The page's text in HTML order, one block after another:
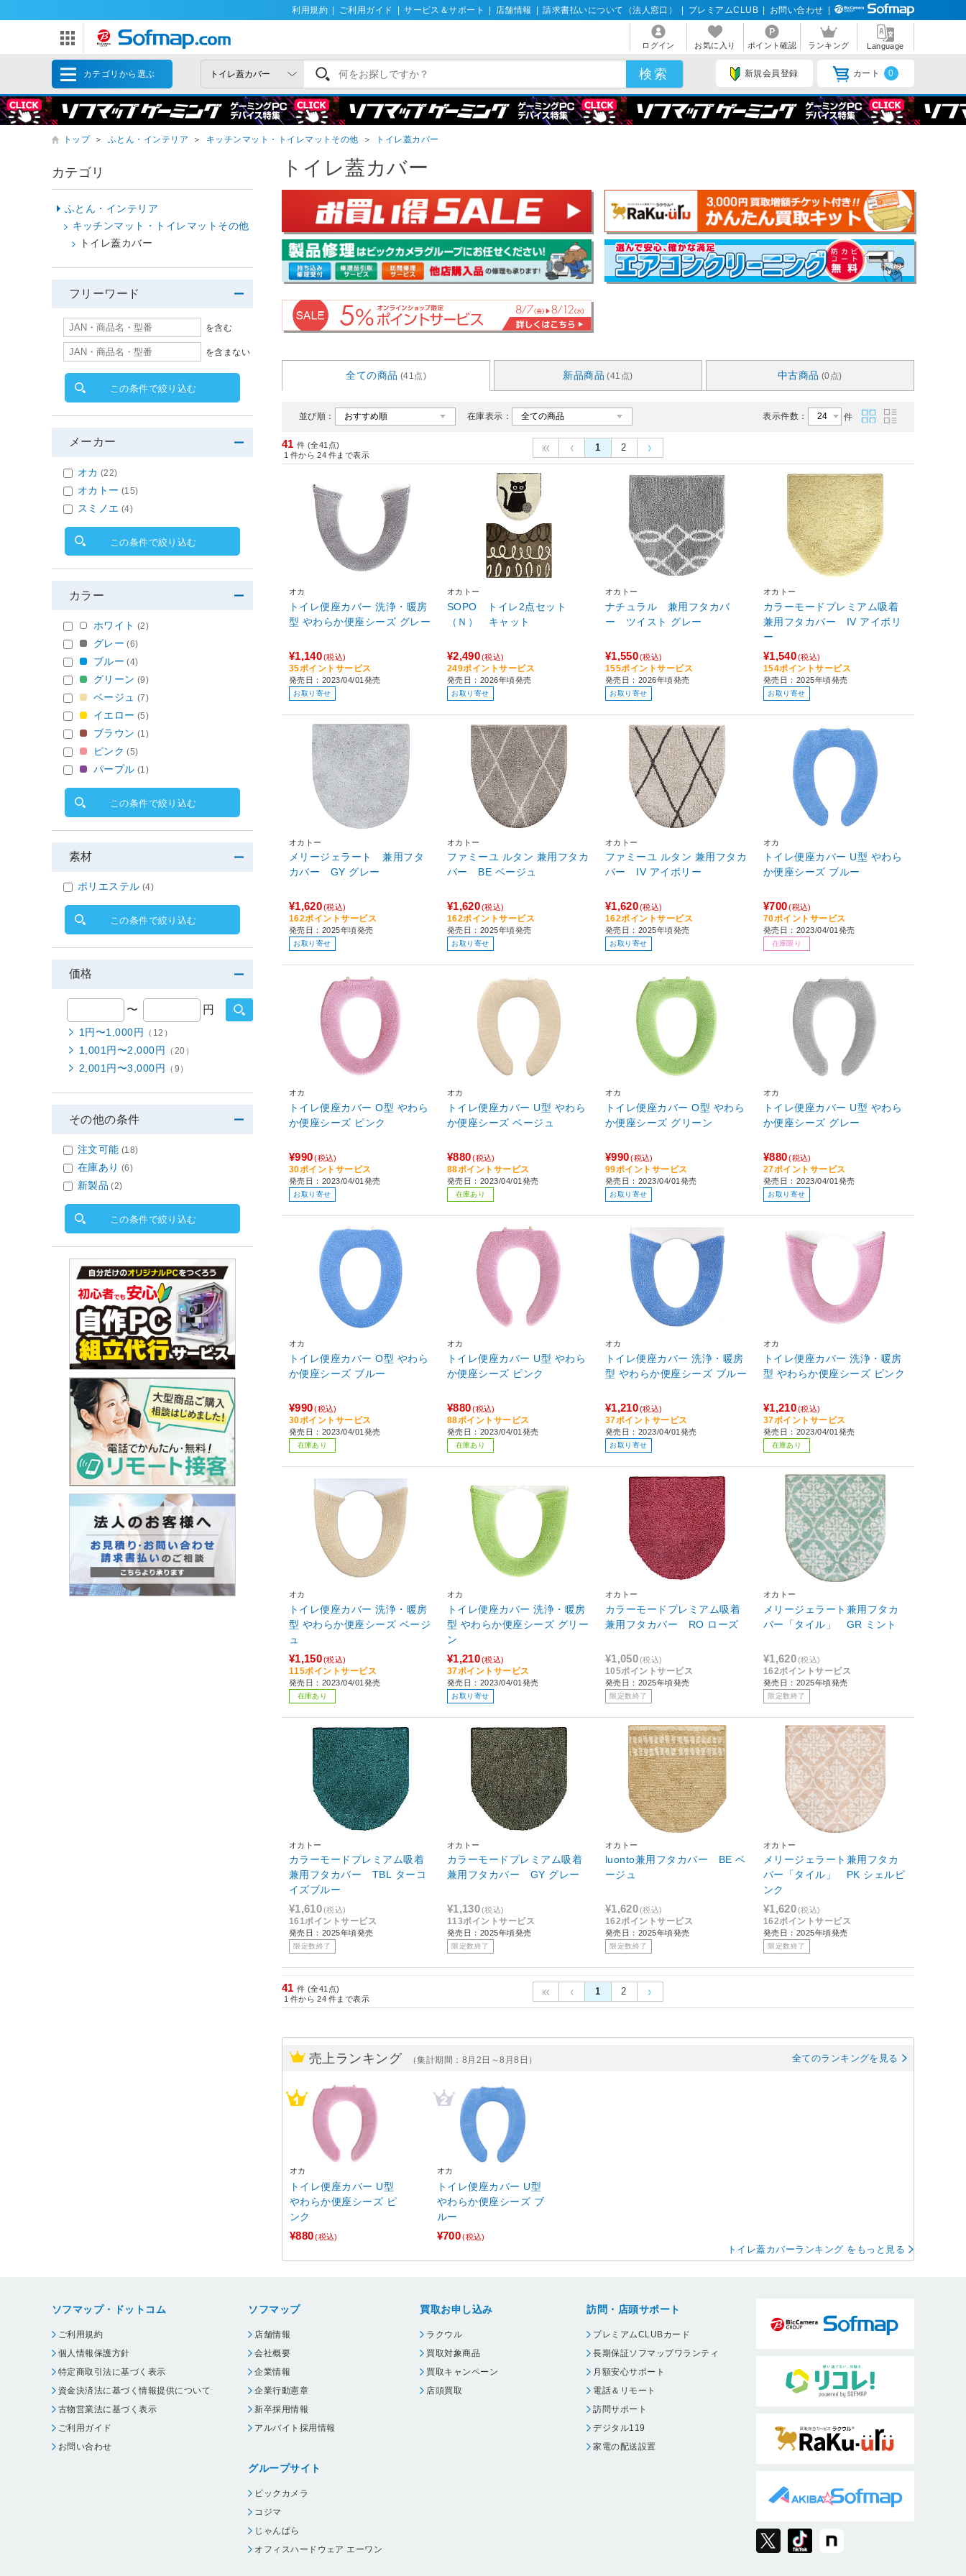
利用規約 ご利用ガイド サービス＆サポート 店舗情報 請求書払いについて（法人窓口） プレミアムCLUB お問い合わせ
ログイン お気に入り ポイント確認 ランキング Language
カテゴリから選ぶ 新規会員登録 カート 0
トップ ＞ ふとん・インテリア ＞ キッチンマット・トイレマットその他 ＞ トイレ蓋カバー
トイレ蓋カバー
全ての商品 (41点) 新品商品 (41点) 中古商品 (0点)
並び順： 在庫表示： 表示件数： 件
41 件 (全41点)
1 件から 24 件まで表示
1 2
オカ
トイレ便座カバー 洗浄・暖房
型 やわらか便座シーズ グレー
¥1,140(税込)
35ポイントサービス
発売日：2023/04/01発売
お取り寄せ
オカトー
SOPO トイレ2点セット
（Ｎ） キャット
¥2,490(税込)
249ポイントサービス
発売日：2026年頃発売
お取り寄せ
オカトー
ナチュラル 兼用フタカバ
ー ツイスト グレー
¥1,550(税込)
155ポイントサービス
発売日：2026年頃発売
お取り寄せ
オカトー
カラーモードプレミアム吸着
兼用フタカバー IV アイボリ
ー
¥1,540(税込)
154ポイントサービス
発売日：2025年頃発売
お取り寄せ
オカトー
メリージェラート 兼用フタ
カバー GY グレー
¥1,620(税込)
162ポイントサービス
発売日：2025年頃発売
お取り寄せ
オカトー
ファミーユ ルタン 兼用フタカ
バー BE ベージュ
¥1,620(税込)
162ポイントサービス
発売日：2025年頃発売
お取り寄せ
オカトー
ファミーユ ルタン 兼用フタカ
バー IV アイボリー
¥1,620(税込)
162ポイントサービス
発売日：2025年頃発売
お取り寄せ
オカ
トイレ便座カバー U型 やわら
か便座シーズ ブルー
¥700 (税込)
70ポイントサービス
発売日：2023/04/01発売
在庫限り
オカ
トイレ便座カバー O型 やわら
か便座シーズ ピンク
¥990 (税込)
30ポイントサービス
発売日：2023/04/01発売
お取り寄せ
オカ
トイレ便座カバー U型 やわら
か便座シーズ ベージュ
¥880 (税込)
88ポイントサービス
発売日：2023/04/01発売
在庫あり
オカ
トイレ便座カバー O型 やわら
か便座シーズ グリーン
¥990 (税込)
99ポイントサービス
発売日：2023/04/01発売
お取り寄せ
オカ
トイレ便座カバー U型 やわら
か便座シーズ グレー
¥880 (税込)
27ポイントサービス
発売日：2023/04/01発売
お取り寄せ
オカ
トイレ便座カバー O型 やわら
か便座シーズ ブルー
¥990 (税込)
30ポイントサービス
発売日：2023/04/01発売
在庫あり
オカ
トイレ便座カバー U型 やわら
か便座シーズ ピンク
¥880 (税込)
88ポイントサービス
発売日：2023/04/01発売
在庫あり
オカ
トイレ便座カバー 洗浄・暖房
型 やわらか便座シーズ ブルー
¥1,210(税込)
37ポイントサービス
発売日：2023/04/01発売
お取り寄せ
オカ
トイレ便座カバー 洗浄・暖房
型 やわらか便座シーズ ピンク
¥1,210(税込)
37ポイントサービス
発売日：2023/04/01発売
在庫あり
オカ
トイレ便座カバー 洗浄・暖房
型 やわらか便座シーズ ベージ
ュ
¥1,150(税込)
115ポイントサービス
発売日：2023/04/01発売
在庫あり
オカ
トイレ便座カバー 洗浄・暖房
型 やわらか便座シーズ グリー
ン
¥1,210(税込)
37ポイントサービス
発売日：2023/04/01発売
お取り寄せ
オカトー
カラーモードプレミアム吸着
兼用フタカバー RO ローズ
¥1,050(税込)
105ポイントサービス
発売日：2025年頃発売
限定数終了
オカトー
メリージェラート兼用フタカ
バー「タイル」 GR ミント
¥1,620(税込)
162ポイントサービス
発売日：2025年頃発売
限定数終了
オカトー
カラーモードプレミアム吸着
兼用フタカバー TBL ターコ
イズブルー
¥1,610(税込)
161ポイントサービス
発売日：2025年頃発売
限定数終了
オカトー
カラーモードプレミアム吸着
兼用フタカバー GY グレー
¥1,130(税込)
113ポイントサービス
発売日：2025年頃発売
限定数終了
オカトー
luonto兼用フタカバー BE ベ
ージュ
¥1,620(税込)
162ポイントサービス
発売日：2025年頃発売
限定数終了
オカトー
メリージェラート兼用フタカ
バー「タイル」 PK シェルピ
ンク
¥1,620(税込)
162ポイントサービス
発売日：2025年頃発売
限定数終了
41 件 (全41点)
1 件から 24 件まで表示
1 2
売上ランキング （集計期間：8月2日～8月8日） 全てのランキングを見る
オカ
トイレ便座カバー U型
やわらか便座シーズ ピ
ンク
¥880 (税込)
オカ
トイレ便座カバー U型
やわらか便座シーズ ブ
ルー
¥700(税込)
トイレ蓋カバーランキング をもっと見る
カテゴリ
ふとん・インテリア
キッチンマット・トイレマットその他
トイレ蓋カバー
フリーワード
を含む
を含まない
この条件で絞り込む
メーカー
オカ (22)
オカトー (15)
スミノエ (4)
この条件で絞り込む
カラー
ホワイト (2)
グレー (6)
ブルー (4)
グリーン (9)
ベージュ (7)
イエロー (5)
ブラウン (1)
ピンク (5)
パープル (1)
この条件で絞り込む
素材
ポリエステル (4)
この条件で絞り込む
価格
〜 円
1円〜1,000円 （12）
1,001円〜2,000円 （20）
2,001円〜3,000円 （9）
その他の条件
注文可能 (18)
在庫あり (6)
新製品 (2)
この条件で絞り込む
ソフマップ・ドットコム
ご利用規約
個人情報保護方針
特定商取引法に基づく表示
資金決済法に基づく情報提供について
古物営業法に基づく表示
ご利用ガイド
お問い合わせ
ソフマップ
店舗情報
会社概要
企業情報
企業行動憲章
新卒採用情報
アルバイト採用情報
グループサイト
ビックカメラ
コジマ
じゃんぱら
オフィスハードウェア エーワン
買取お申し込み
ラクウル
買取対象商品
買取キャンペーン
店頭買取
訪問・店頭サポート
プレミアムCLUBカード
長期保証ソフマップワランティ
月額安心サポート
電話＆リモート
訪問サポート
デジタル119
家電の配送設置